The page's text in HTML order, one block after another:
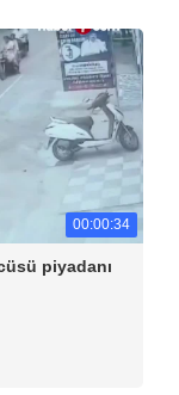
00:00:34
piyadanı